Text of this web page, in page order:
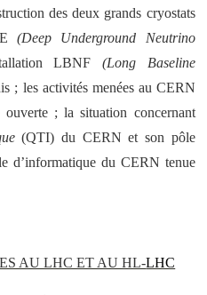
des deux grands cryostats
(Deep Underground Neutrino
LBNF (Long Baseline
; les activités menées au CERN
; la situation concernant
(QTI) du CERN et son pôle
d’informatique du CERN tenue
AU LHC ET AU HL-LHC